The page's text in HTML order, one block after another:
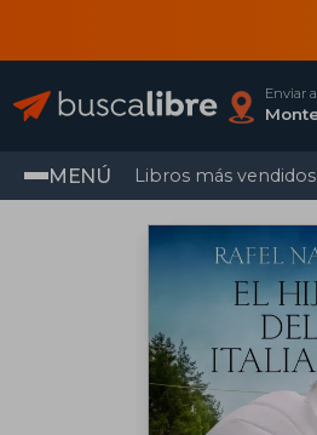
Enviar a
MENÚ Libros más vendidos